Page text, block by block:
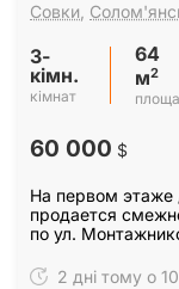
Совки
3-
кімн.
кімнат
64
м2
площа
60 000 $
На первом этаже
продается
по ул.
2 дні тому о